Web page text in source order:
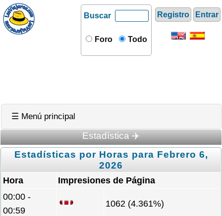
Registro Entrar
Buscar
Foro Todo
☰ Menú principal
Estadística ✈️
Estadísticas por Horas para Febrero 6,
2026
Hora
Impresiones de Página
00:00 -
00:59
1062 (4.361%)